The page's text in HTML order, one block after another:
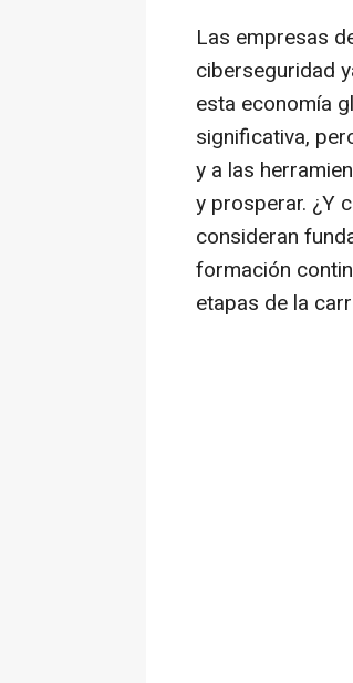
Las empresas
ciberseguridad
esta economía
significativa,
y a las
y prosperar. ¿Y
consideran
formación
etapas de la